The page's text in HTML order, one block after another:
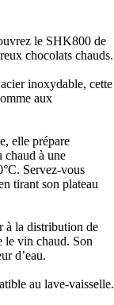
le SHK800 de
chocolats chauds.
inoxydable, cette
aux
elle prépare
chaud à une
Servez-vous
tirant son plateau
à la distribution de
le vin chaud. Son
d’eau.
au lave-vaisselle.